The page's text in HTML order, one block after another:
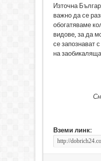
Източна
важно да се
обогатяваме
видове, за да
се запознават
на
Вземи линк: